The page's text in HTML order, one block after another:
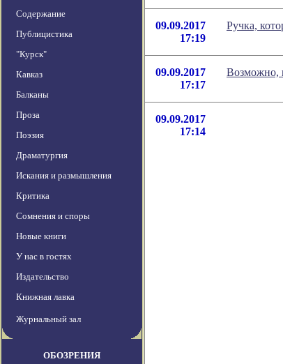
Содержание
Публицистика
"Курск"
Кавказ
Балканы
Проза
Поэзия
Драматургия
Искания и размышления
Критика
Сомнения и споры
Новые книги
У нас в гостях
Издательство
Книжная лавка
Журнальный зал
ОБОЗРЕНИЯ
09.09.2017
17:19
Ручка,
09.09.2017
17:17
Возможно,
09.09.2017
17:14